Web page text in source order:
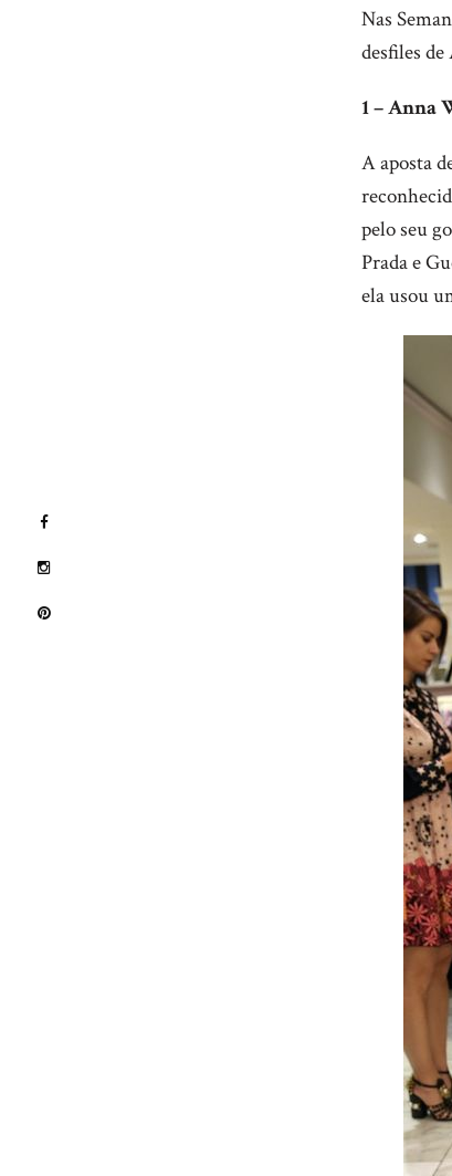
Nas
desfiles
1 – Anna
A aposta
pelo seu
Prada e
ela usou